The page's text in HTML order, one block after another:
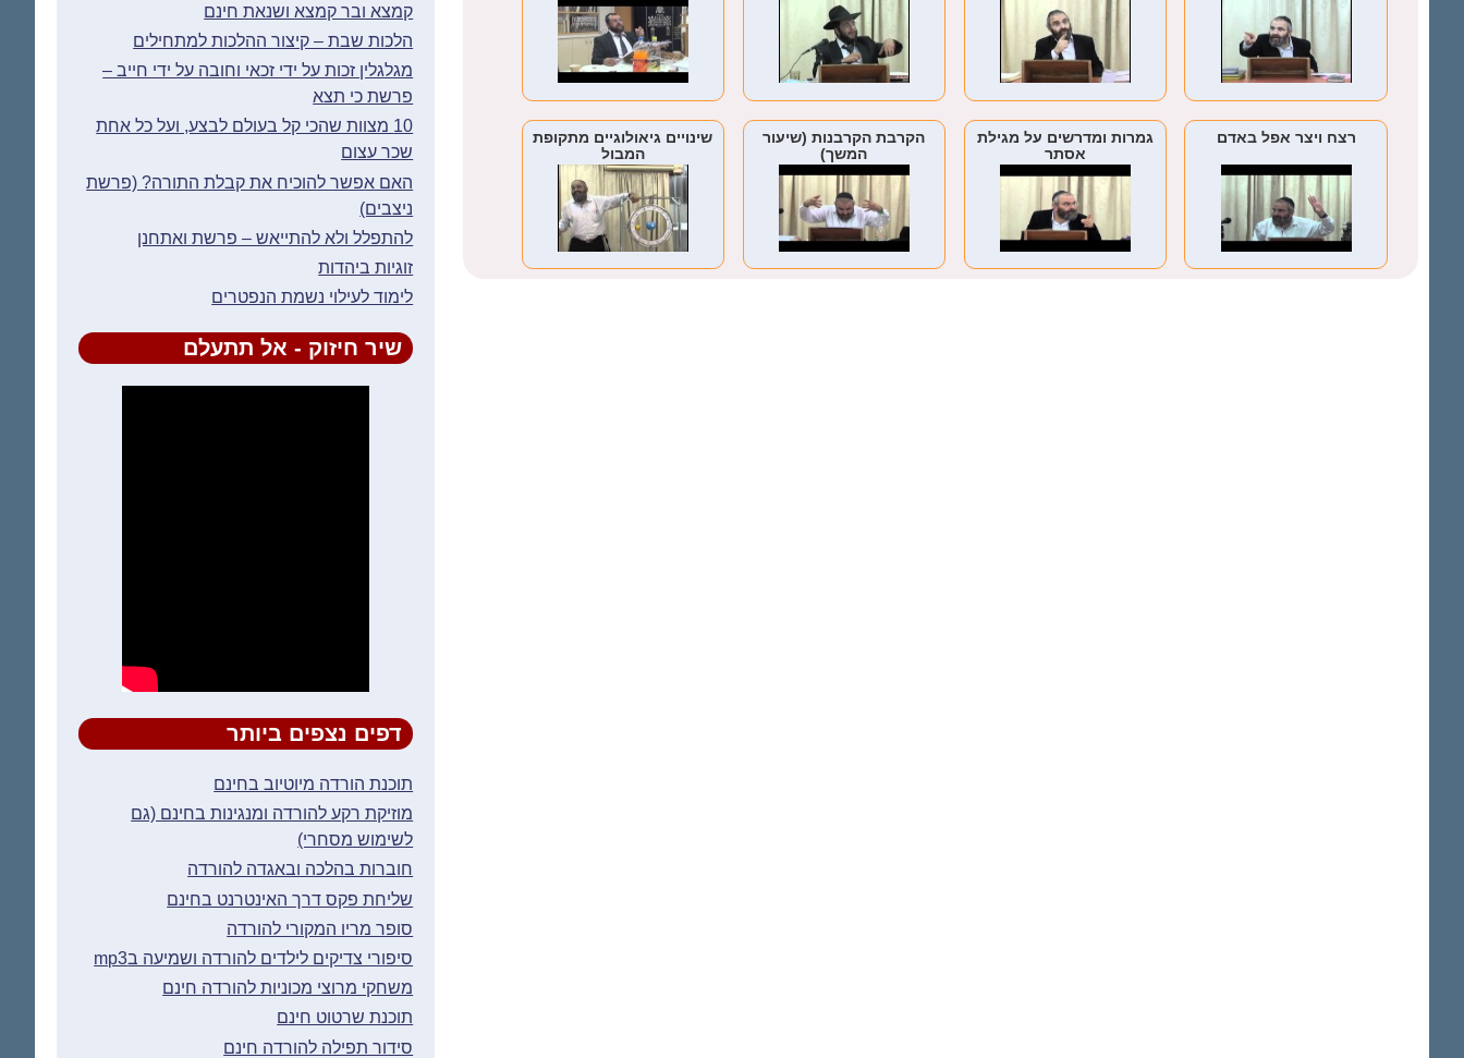
רצח ויצר אפל באדם
גמרות ומדרשים על מגילת
אסתר
הקרבת הקרבנות (שיעור
המשך)
שינויים גיאולוגיים מתקופת
המבול
קמצא ובר קמצא ושנאת חינם
הלכות שבת – קיצור ההלכות למתחילים
מגלגלין זכות על ידי זכאי וחובה על ידי חייב –
פרשת כי תצא
10 מצוות שהכי קל בעולם לבצע, ועל כל אחת
שכר עצום
האם אפשר להוכיח את קבלת התורה? (פרשת
ניצבים)
להתפלל ולא להתייאש – פרשת ואתחנן
זוגיות ביהדות
לימוד לעילוי נשמת הנפטרים
שיר חיזוק - אל תתעלם
דפים נצפים ביותר
תוכנת הורדה מיוטיוב בחינם
מוזיקת רקע להורדה ומנגינות בחינם (גם
לשימוש מסחרי)
חוברות בהלכה ובאגדה להורדה
שליחת פקס דרך האינטרנט בחינם
סופר מריו המקורי להורדה
סיפורי צדיקים לילדים להורדה ושמיעה בmp3
משחקי מרוצי מכוניות להורדה חינם
תוכנת שרטוט חינם
סידור תפילה להורדה חינם